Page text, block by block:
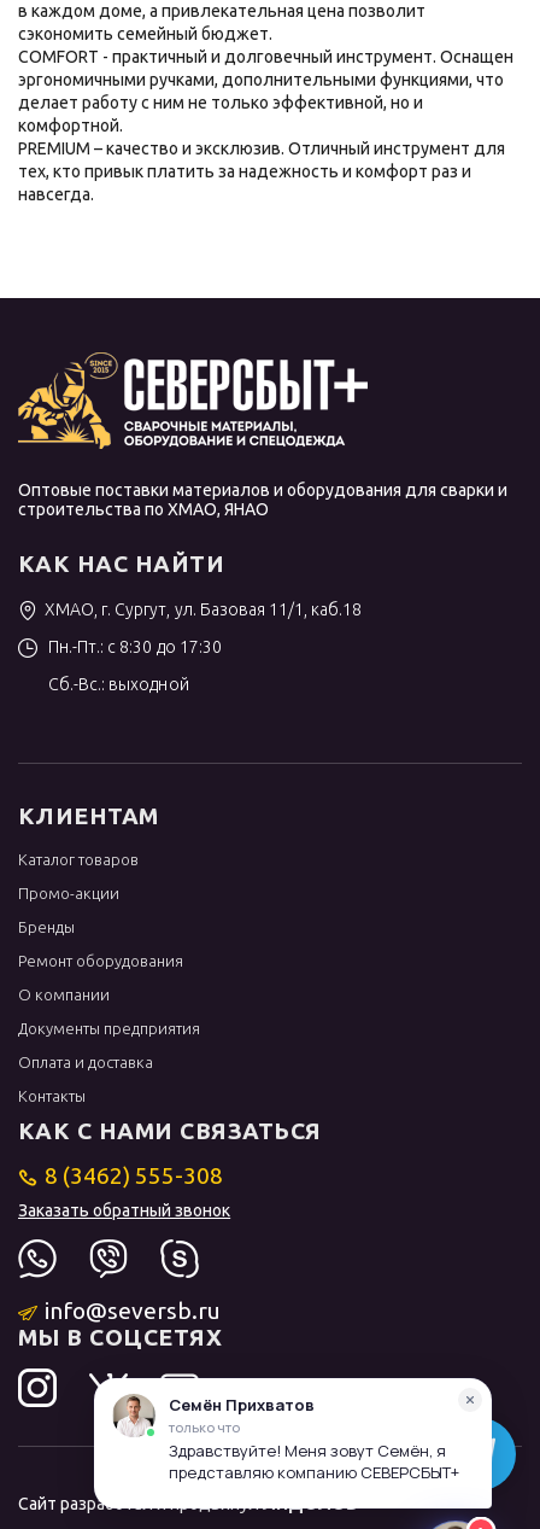
в каждом доме, а привлекательная цена позволит
сэкономить семейный бюджет.
COMFORT - практичный и долговечный инструмент. Оснащен
эргономичными ручками, дополнительными функциями, что
делает работу с ним не только эффективной, но и
комфортной.
PREMIUM – качество и эксклюзив. Отличный инструмент для
тех, кто привык платить за надежность и комфорт раз и
навсегда.
Оптовые поставки материалов и оборудования для сварки и
строительства по ХМАО, ЯНАО
КАК НАС НАЙТИ
ХМАО, г. Сургут, ул. Базовая 11/1, каб.18
Пн.-Пт.: с 8:30 до 17:30
Сб.-Вс.: выходной
КЛИЕНТАМ
Каталог товаров
Промо-акции
Бренды
Ремонт оборудования
О компании
Документы предприятия
Оплата и доставка
Контакты
КАК С НАМИ СВЯЗАТЬСЯ
8 (3462) 555-308
Заказать обратный звонок
info@seversb.ru
МЫ В СОЦСЕТЯХ
Сайт разработал и продвинул